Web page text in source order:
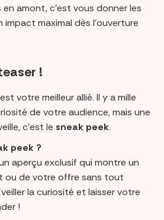
amont, c’est vous donner les
impact maximal dès l’ouverture
!
votre meilleur allié. Il y a mille
de votre audience, mais une
c'est le sneak peek.
peek ?
aperçu exclusif qui montre un
ou de votre offre sans tout
la curiosité et laisser votre
!